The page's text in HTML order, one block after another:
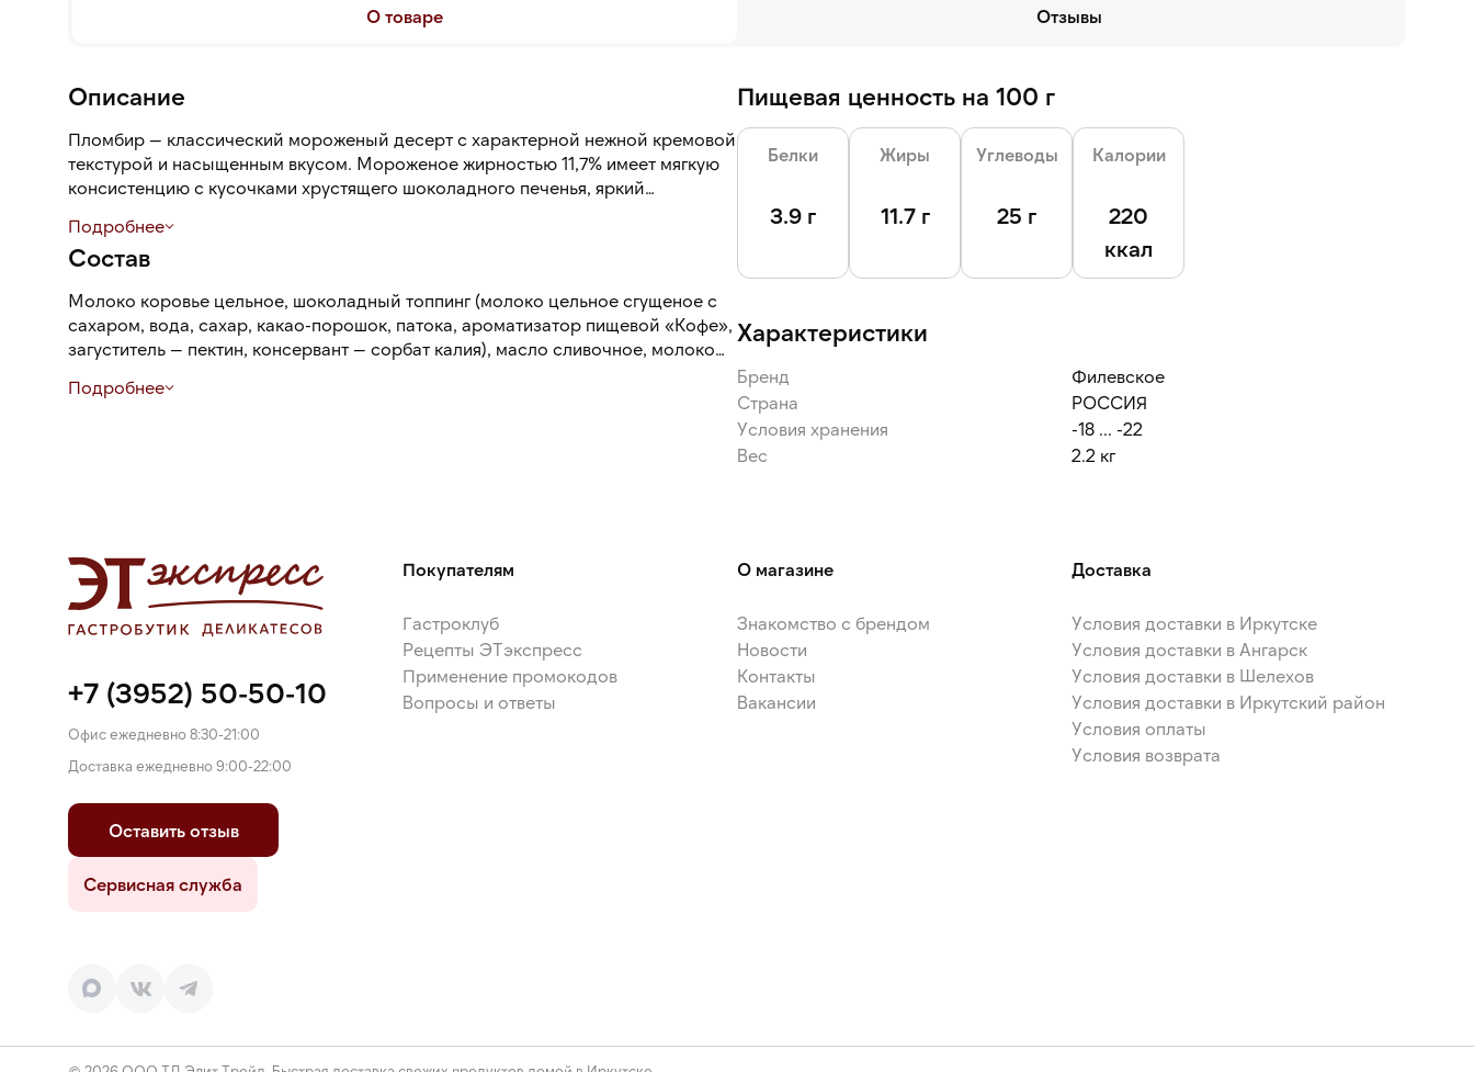
О товаре Отзывы
Описание
Пломбир — классический мороженый десерт с характерной нежной кремовой
текстурой и насыщенным вкусом. Мороженое жирностью 11,7% имеет мягкую
консистенцию с кусочками хрустящего шоколадного печенья, яркий
Большая упаковка в 2,2 кг позволит долго расходовать продукт.
Подробнее
Состав
Молоко коровье цельное, шоколадный топпинг (молоко цельное сгущеное с
сахаром, вода, сахар, какао-порошок, патока, ароматизатор пищевой «Кофе»,
загуститель — пектин, консервант — сорбат калия), масло сливочное, молоко
(сахароза)), сахар, крошка шоколадного печенья (пшеничная мука, сахар,
ароматизатор маскарпоне, влагоудерживающий агент — пропилен-гликоль,
кофеин), комплексная пищевая добавка (эмульгатор — моно- и диглицериды
жирных кислот, стабилизаторы: гуаровая камедь, камедь рожкового дерева,
карбоксиметилцеллюлоза).
Подробнее
Пищевая ценность на 100 г
Белки
3.9 г
Жиры
11.7 г
Углеводы
25 г
Калории
220
ккал
Характеристики
Бренд
Филевское
Страна
РОССИЯ
Условия хранения
-18 ... -22
Вес
2.2 кг
+7 (3952) 50-50-10
Офис ежедневно 8:30-21:00
Доставка ежедневно 9:00-22:00
Оставить отзыв
Сервисная служба
Покупателям
Гастроклуб
Рецепты ЭТэкспресс
Применение промокодов
Вопросы и ответы
О магазине
Знакомство с брендом
Новости
Контакты
Вакансии
Доставка
Условия доставки в Иркутске
Условия доставки в Ангарск
Условия доставки в Шелехов
Условия доставки в Иркутский район
Условия оплаты
Условия возврата